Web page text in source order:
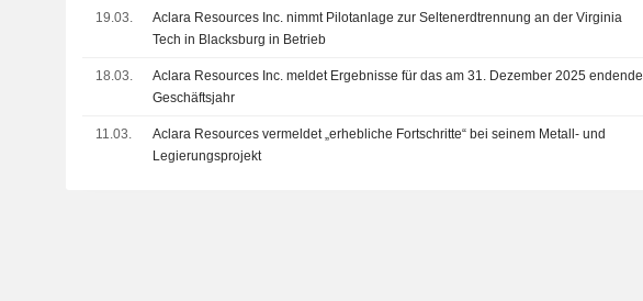
19.03.
Aclara Resources Inc. nimmt Pilotanlage zur Seltenerdtrennung an der Virginia
Tech in Blacksburg in Betrieb
18.03.
Aclara Resources Inc. meldet Ergebnisse für das am 31. Dezember 2025 endende
Geschäftsjahr
11.03.
Aclara Resources vermeldet „erhebliche Fortschritte“ bei seinem Metall- und
Legierungsprojekt